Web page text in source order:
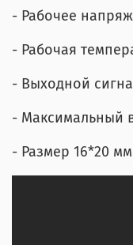
- Рабочее
- Рабочая
- Выходной
- Максимальный
- Размер 16*20